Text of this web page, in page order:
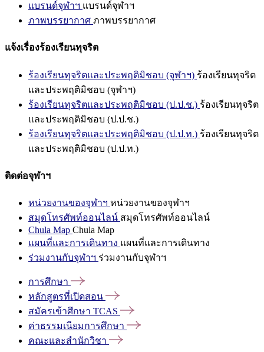
แบรนด์จุฬาฯ แบรนด์จุฬาฯ
ภาพบรรยากาศ ภาพบรรยากาศ
แจ้งเรื่องร้องเรียนทุจริต
ร้องเรียนทุจริตและประพฤติมิชอบ (จุฬาฯ) ร้องเรียนทุจริต
และประพฤติมิชอบ (จุฬาฯ)
ร้องเรียนทุจริตและประพฤติมิชอบ (ป.ป.ช.) ร้องเรียนทุจริต
และประพฤติมิชอบ (ป.ป.ช.)
ร้องเรียนทุจริตและประพฤติมิชอบ (ป.ป.ท.) ร้องเรียนทุจริต
และประพฤติมิชอบ (ป.ป.ท.)
ติดต่อจุฬาฯ
หน่วยงานของจุฬาฯ หน่วยงานของจุฬาฯ
สมุดโทรศัพท์ออนไลน์ สมุดโทรศัพท์ออนไลน์
Chula Map Chula Map
แผนที่และการเดินทาง แผนที่และการเดินทาง
ร่วมงานกับจุฬาฯ ร่วมงานกับจุฬาฯ
การศึกษา
หลักสูตรที่เปิดสอน
สมัครเข้าศึกษา TCAS
ค่าธรรมเนียมการศึกษา
คณะและสำนักวิชา